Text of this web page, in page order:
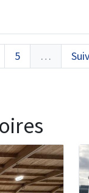
Page
5 …